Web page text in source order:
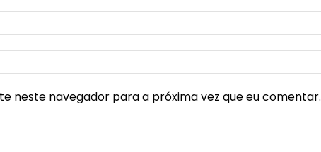
neste navegador para a próxima vez que eu comentar.